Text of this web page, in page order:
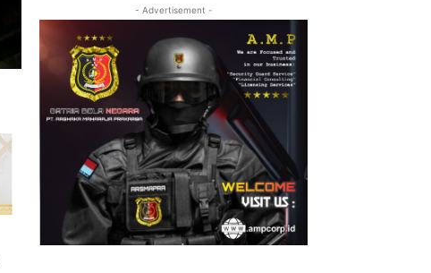
- Advertisement -